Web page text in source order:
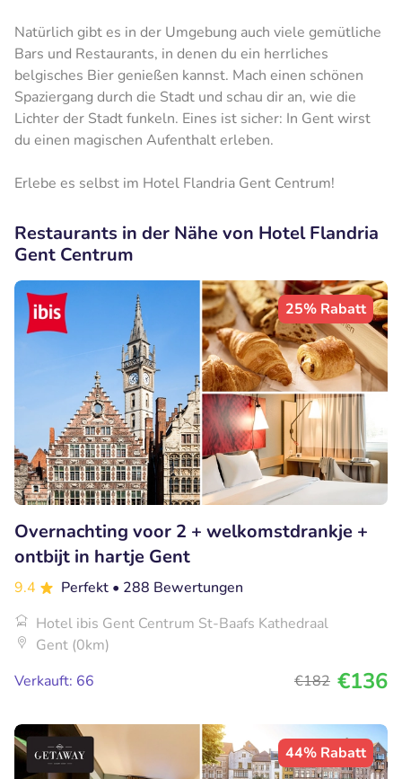
Natürlich gibt es in der Umgebung auch viele gemütliche
Bars und Restaurants, in denen du ein herrliches
belgisches Bier genießen kannst. Mach einen schönen
Spaziergang durch die Stadt und schau dir an, wie die
Lichter der Stadt funkeln. Eines ist sicher: In Gent wirst
du einen magischen Aufenthalt erleben.
Erlebe es selbst im Hotel Flandria Gent Centrum!
Restaurants in der Nähe von Hotel Flandria
Gent Centrum
25% Rabatt
Overnachting voor 2 + welkomstdrankje +
ontbijt in hartje Gent
9.4 Perfekt • 288 Bewertungen
Hotel ibis Gent Centrum St-Baafs Kathedraal
Gent (0km)
Verkauft: 66
€182 €136
44% Rabatt